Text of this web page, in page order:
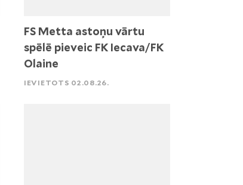
FS Metta astoņu vārtu
spēlē pieveic FK Iecava/FK
Olaine
IEVIETOTS 02.08.26.